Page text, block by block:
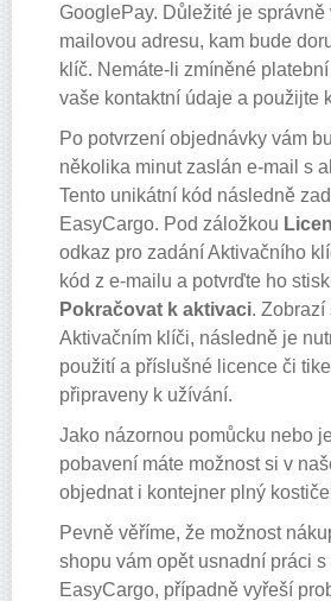
GooglePay. Důležité je správně
mailovou adresu, kam bude
klíč. Nemáte-li zmíněné
vaše kontaktní údaje a použijte
Po potvrzení objednávky vám
několika minut zaslán e-mail s
Tento unikátní kód následně
EasyCargo. Pod záložkou
odkaz pro zadání Aktivačního
kód z e-mailu a potvrďte ho
Pokračovat k aktivaci. Zobrazí
Aktivačním klíči, následně je
použití a příslušné licence či
připraveny k užívání.
Jako názornou pomůcku nebo
pobavení máte možnost si v
objednat i kontejner plný
Pevně věříme, že možnost
shopu vám opět usnadní práci
EasyCargo, případně vyřeší